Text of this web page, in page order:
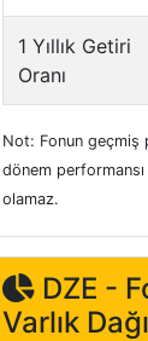
1 Yıllık Getiri
Oranı
Not: Fonun geçmiş
dönem
olamaz.
DZE -
Varlık